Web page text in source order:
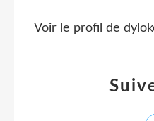
Voir le profil de